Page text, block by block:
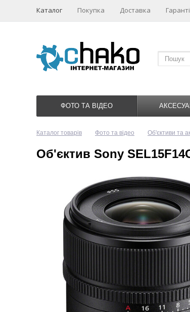
Каталог Покупка Доставка
ФОТО ТА ВІДЕО
Каталог товарів Фото та відео Об'єктиви та
Об'єктив Sony